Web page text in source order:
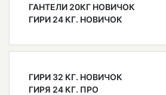
ГАНТЕЛИ 20КГ НОВИЧОК
ГИРИ 24 КГ. НОВИЧОК
ГИРИ 32 КГ. НОВИЧОК
ГИРЯ 24 КГ. ПРО